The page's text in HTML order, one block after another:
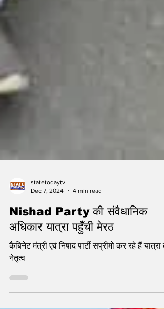
Dec 7, 2024
4 min read
Nishad Party की संवैधानिक
अधिकार यात्रा पहुँची मेरठ
कैबिनेट मंत्री एवं निषाद पार्टी सप्रीमो कर रहे हैं यात्रा
नेतृत्व